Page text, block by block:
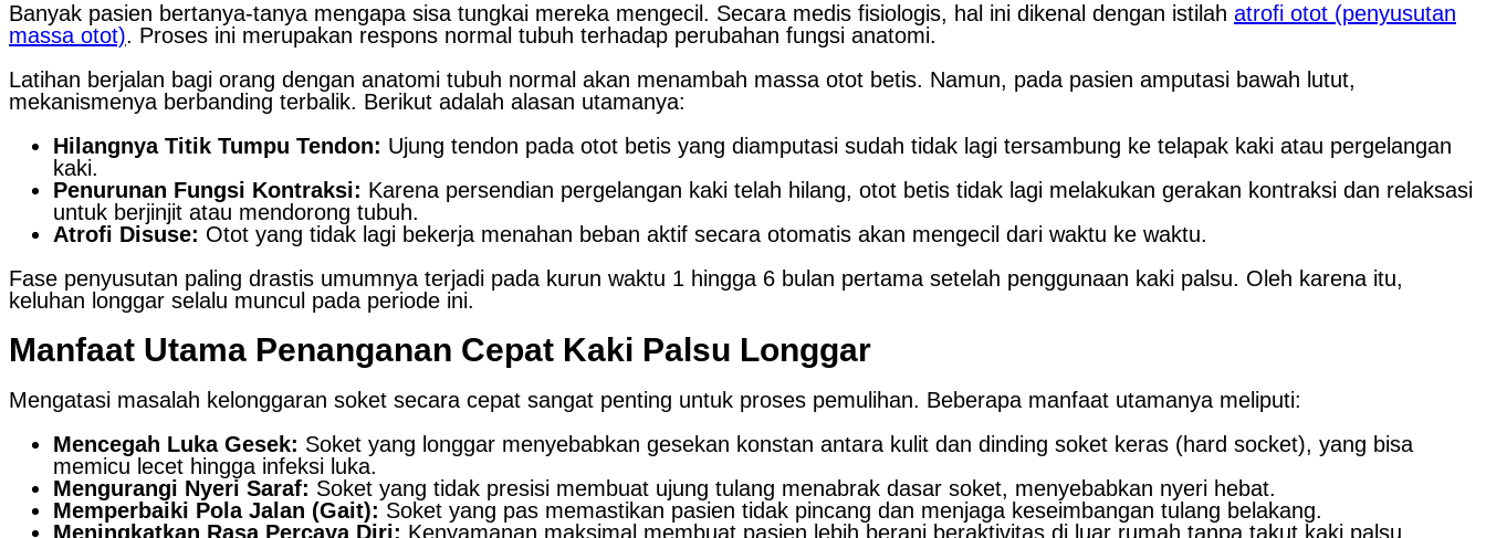
Banyak pasien bertanya-tanya mengapa sisa tungkai mereka mengecil. Secara medis fisiologis, hal ini dikenal dengan istilah atrofi otot (penyusutan
massa otot). Proses ini merupakan respons normal tubuh terhadap perubahan fungsi anatomi.
Latihan berjalan bagi orang dengan anatomi tubuh normal akan menambah massa otot betis. Namun, pada pasien amputasi bawah lutut,
mekanismenya berbanding terbalik. Berikut adalah alasan utamanya:
Hilangnya Titik Tumpu Tendon: Ujung tendon pada otot betis yang diamputasi sudah tidak lagi tersambung ke telapak kaki atau pergelangan
kaki.
Penurunan Fungsi Kontraksi: Karena persendian pergelangan kaki telah hilang, otot betis tidak lagi melakukan gerakan kontraksi dan relaksasi
untuk berjinjit atau mendorong tubuh.
Atrofi Disuse: Otot yang tidak lagi bekerja menahan beban aktif secara otomatis akan mengecil dari waktu ke waktu.
Fase penyusutan paling drastis umumnya terjadi pada kurun waktu 1 hingga 6 bulan pertama setelah penggunaan kaki palsu. Oleh karena itu,
keluhan longgar selalu muncul pada periode ini.
Manfaat Utama Penanganan Cepat Kaki Palsu Longgar
Mengatasi masalah kelonggaran soket secara cepat sangat penting untuk proses pemulihan. Beberapa manfaat utamanya meliputi:
Mencegah Luka Gesek: Soket yang longgar menyebabkan gesekan konstan antara kulit dan dinding soket keras (hard socket), yang bisa
memicu lecet hingga infeksi luka.
Mengurangi Nyeri Saraf: Soket yang tidak presisi membuat ujung tulang menabrak dasar soket, menyebabkan nyeri hebat.
Memperbaiki Pola Jalan (Gait): Soket yang pas memastikan pasien tidak pincang dan menjaga keseimbangan tulang belakang.
Meningkatkan Rasa Percaya Diri: Kenyamanan maksimal membuat pasien lebih berani beraktivitas di luar rumah tanpa takut kaki palsu